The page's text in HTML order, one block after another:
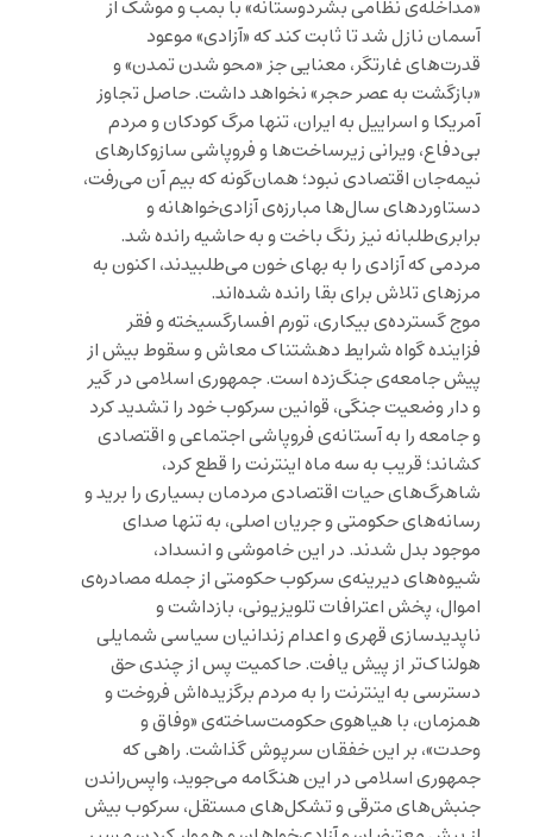
«مداخله‌ی نظامی بشر‌دوستانه» با بمب و موشک از
آسمان نازل شد تا ثابت کند که «آزادی» موعود
قدرت‌های غارتگر، معنایی جز «محو شدن تمدن» و
«بازگشت به عصر حجر» نخواهد داشت. حاصل تجاوز
آمریکا و اسراییل به ایران، تنها مرگ کودکان و مردم
بی‌دفاع، ویرانی زیرساخت‌ها و فروپاشی سازوکارهای
نیمه‌جان اقتصادی نبود؛ همان‌گونه که بیم آن می‌رفت،
دستاوردهای سال‌ها مبارزه‌ی آزادی‌خواهانه و
برابری‌طلبانه نیز رنگ باخت و به حاشیه رانده شد.
مردمی که آزادی را به بهای خون می‌طلبیدند، اکنون به
مرزهای تلاش برای بقا رانده شده‌اند.
موج گسترده‌ی بیکاری، تورم افسارگسیخته و فقر
فزاینده گواه شرایط دهشتناک معاش و سقوط بیش از
پیش جامعه‌ی جنگ‌زده ا‌ست. جمهوری اسلامی در گیر
و دار وضعیت جنگی، قوانین سرکوب خود را تشدید کرد
و جامعه را به آستانه‌ی فروپاشی اجتماعی و اقتصادی
کشاند؛ قریب به سه ماه اینترنت را قطع کرد،
شاهرگ‌های حیات اقتصادی مردمان بسیاری را برید و
رسانه‌های حکومتی و جریان اصلی، به تنها صدای
موجود بدل شدند. در این خاموشی و انسداد،
شیوه‌های دیرینه‌ی سرکوب حکومتی از جمله مصادره‌ی
اموال، پخش اعترافات تلویزیونی، بازداشت و
ناپدیدسازی قهری و اعدام زندانیان سیاسی شمایلی
هولناک‌تر از پیش یافت. حاکمیت پس از چندی حق
دسترسی به اینترنت را به مردم برگزیده‌اش فروخت و
همزمان، با هیاهوی حکومت‌ساخته‌ی «وفاق و
وحدت»، بر این خفقان سرپوش گذاشت. راهی که
جمهوری اسلامی در این هنگامه می‌جوید، واپس‌راندن
جنبش‌های مترقی و تشکل‌های مستقل، سرکوب بیش